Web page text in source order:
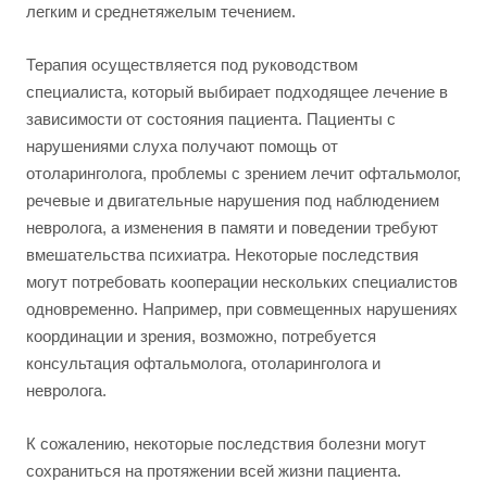
легким и среднетяжелым течением.
Терапия осуществляется под руководством
специалиста, который выбирает подходящее лечение в
зависимости от состояния пациента. Пациенты с
нарушениями слуха получают помощь от
отоларинголога, проблемы с зрением лечит офтальмолог,
речевые и двигательные нарушения под наблюдением
невролога, а изменения в памяти и поведении требуют
вмешательства психиатра. Некоторые последствия
могут потребовать кооперации нескольких специалистов
одновременно. Например, при совмещенных нарушениях
координации и зрения, возможно, потребуется
консультация офтальмолога, отоларинголога и
невролога.
К сожалению, некоторые последствия болезни могут
сохраниться на протяжении всей жизни пациента.